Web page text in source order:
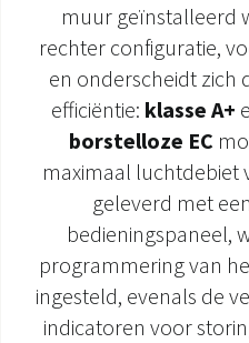
DOCUMENTATIE PRODUCTEN
muur geïnstalleerd
rechter configuratie,
en onderscheidt zich
efficiëntie: klasse A+
borstelloze EC
maximaal luchtdebiet
geleverd met
bedieningspaneel,
programmering van
ingesteld, evenals de
indicatoren voor